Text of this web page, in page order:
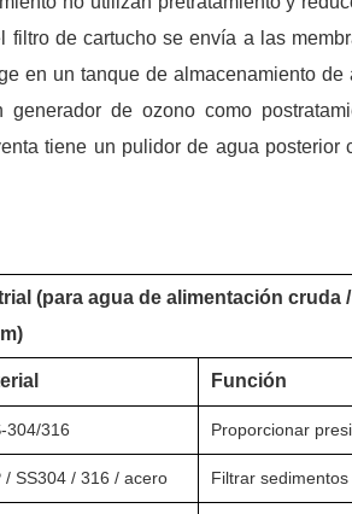
de cartucho se envía a las
en un tanque de almacenamiento de
de ozono como
tiene un pulidor de agua posterior
(para agua de alimentación cruda
Función
304/316 Proporcionar
/ SS304 / 316 / acero Filtrar sedimentos